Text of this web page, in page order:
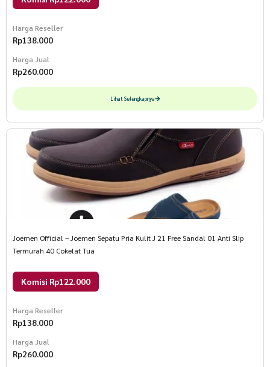
Harga Reseller
Rp138.000
Harga Jual
Rp260.000
Lihat Selengkapnya
Joemen Official – Joemen Sepatu Pria Kulit J 21 Free Sandal 01 Anti Slip
Termurah 40 Cokelat Tua
Komisi Rp122.000
Harga Reseller
Rp138.000
Harga Jual
Rp260.000